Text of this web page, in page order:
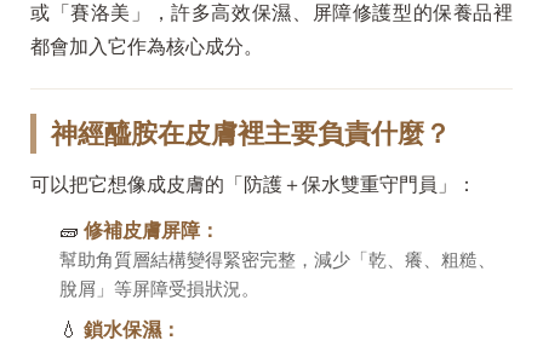
或「賽洛美」，許多高效保濕、屏障修護型的保養品裡
都會加入它作為核心成分。
神經醯胺在皮膚裡主要負責什麼？
可以把它想像成皮膚的「防護＋保水雙重守門員」：
🧱 修補皮膚屏障：
幫助角質層結構變得緊密完整，減少「乾、癢、粗糙、
脫屑」等屏障受損狀況。
💧 鎖水保濕：